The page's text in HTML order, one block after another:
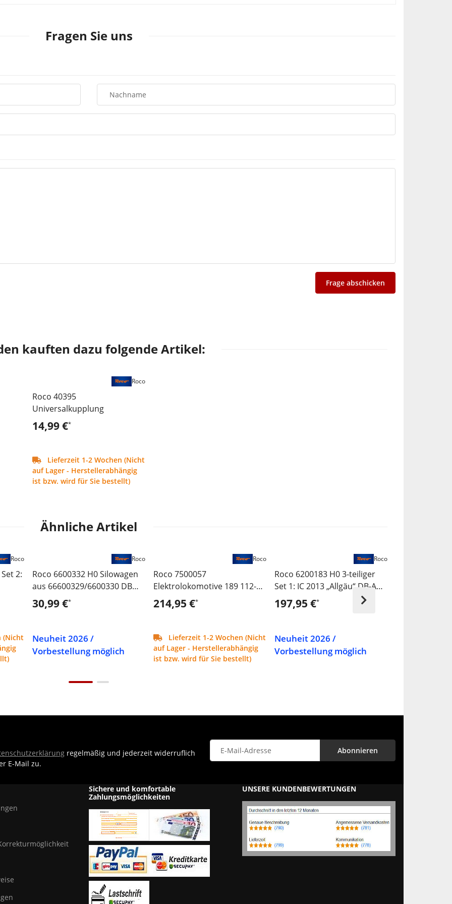
Fragen Sie uns
Nachname
Frage abschicken
kauften dazu folgende Artikel:
Roco 40395
Universalkupplung
14,99 €*
Lieferzeit 1-2 Wochen (Nicht
auf Lager - Herstellerabhängig
ist bzw. wird für Sie bestellt)
Roco
Ähnliche Artikel
2:
(Nicht
Roco
Roco 6600332 H0 Silowagen
aus 66600329/6600330 DB
,Ep IV
30,99 €*
Neuheit 2026 /
Vorbestellung möglich
Roco
Roco 7500057
Elektrolokomotive 189 112-6,
Akiem
214,95 €*
Lieferzeit 1-2 Wochen (Nicht
auf Lager - Herstellerabhängig
ist bzw. wird für Sie bestellt)
Roco
Roco 6200183 H0 3-teiliger
Set 1: IC 2013 „Allgäu“ DB-AG
,Ep VI
197,95 €*
Neuheit 2026 /
Vorbestellung möglich
Roco
Sichere und komfortable
Zahlungsmöglichkeiten
UNSERE KUNDENBEWERTUNGEN
regelmäßig und jederzeit widerruflich
E-Mail zu.
Abonnieren